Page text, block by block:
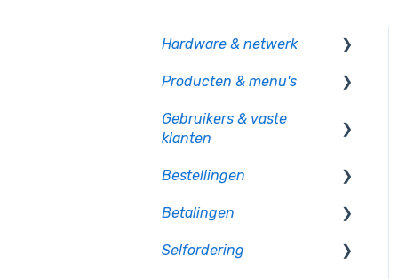
Hardware & netwerk
Kassa
PIO
Producten & menu's
Producten
indeling
Supplementen
Voorraad
Gebruikers & vaste
klanten
Gebruikersbeheer
Rechten en authorisatie
Bestellingen
Op bon
Op rekening betalen
Betalingen
Betaalmethoden
Selfordering